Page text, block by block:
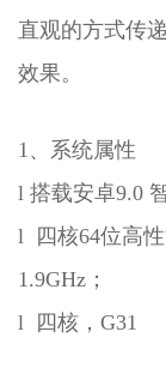
直观的方式传
效果。
1、系统属性
l 搭载安卓9.0
l 四核64位高
1.9GHz；
l 四核，G31